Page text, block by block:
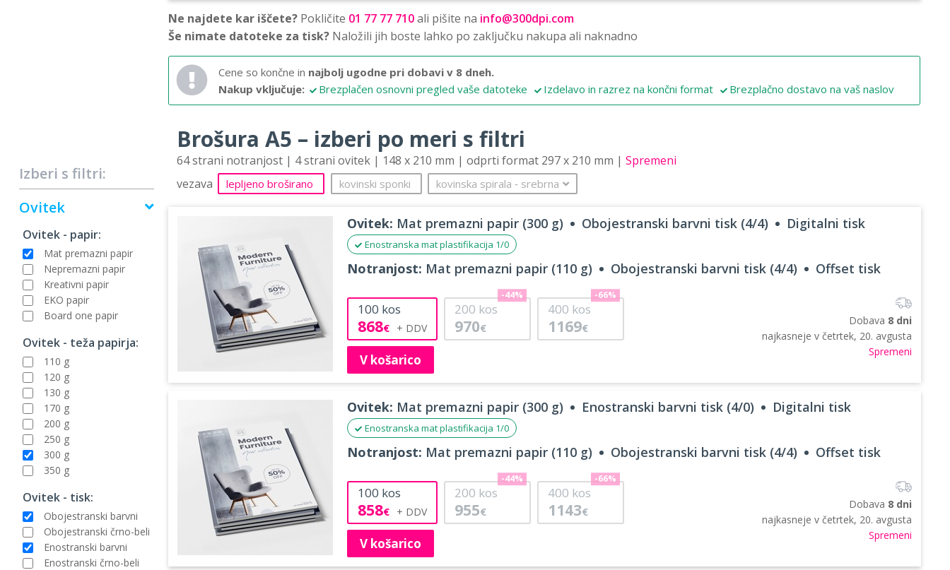
Izberi s filtri:
Ovitek
Ovitek - papir:
Mat premazni papir
Nepremazni papir
Kreativni papir
EKO papir
Board one papir
Ovitek - teža papirja:
110 g
120 g
130 g
170 g
200 g
250 g
300 g
350 g
Ovitek - tisk:
Obojestranski barvni
Obojestranski črno-beli
Enostranski barvni
Enostranski črno-beli
Ne najdete kar iščete? Pokličite 01 77 77 710ali pišite na info@300dpi.com
Še nimate datoteke za tisk? Naložili jih boste lahko po zaključku nakupa ali naknadno
Cene so končne in najbolj ugodne pri dobavi v 8 dneh.
Nakup vključuje:
Brezplačen osnovni pregled vaše datoteke Izdelavo in razrez na končni format Brezplačno dostavo na vaš naslov
Brošura A5 – izberi po meri s filtri
64 strani notranjost | 4 strani ovitek | 148 x 210 mm | odprti format 297 x 210 mm | Spremeni
vezava
lepljeno broširano kovinski sponki kovinska spirala ‐ srebrna
Ovitek: Mat premazni papir (300 g) Obojestranski barvni tisk (4/4) Digitalni tisk
Enostranska mat plastifikacija 1/0
Notranjost: Mat premazni papir (110 g) Obojestranski barvni tisk (4/4) Offset tisk
100 kos
868€
200 kos
970€
-44%
400 kos
1169€
-66%
V košarico
Dobava 8 dni
najkasneje v četrtek, 20. avgusta
Spremeni
Ovitek: Mat premazni papir (300 g) Enostranski barvni tisk (4/0) Digitalni tisk
Enostranska mat plastifikacija 1/0
Notranjost: Mat premazni papir (110 g) Obojestranski barvni tisk (4/4) Offset tisk
100 kos
858€
200 kos
955€
-44%
400 kos
1143€
-66%
V košarico
Dobava 8 dni
najkasneje v četrtek, 20. avgusta
Spremeni